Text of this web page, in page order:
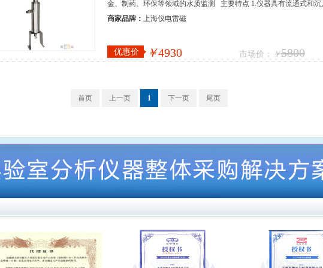
金、制药、环保等领域的水质监测 主要特点 1.仪器具有流通式和沉
商家品牌： 上海仪电雷磁
市场价： ￥5800
优惠价 ￥4930
首页 上一页 1 下一页 尾页